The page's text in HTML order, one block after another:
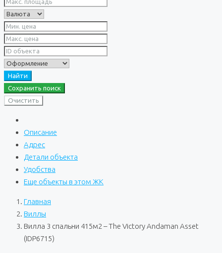
Найти
Сохранить поиск
Очистить
Описание
Адрес
Детали объекта
Удобства
Еще объекты в этом ЖК
Главная
Виллы
Вилла 3 спальни 415м2 – The Victory Andaman Asset
(IDP6715)